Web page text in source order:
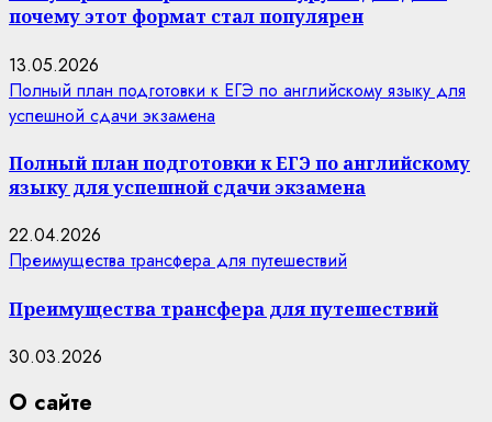
почему этот формат стал популярен
13.05.2026
Полный план подготовки к ЕГЭ по английскому языку для
успешной сдачи экзамена
Полный план подготовки к ЕГЭ по английскому
языку для успешной сдачи экзамена
22.04.2026
Преимущества трансфера для путешествий
Преимущества трансфера для путешествий
30.03.2026
О сайте